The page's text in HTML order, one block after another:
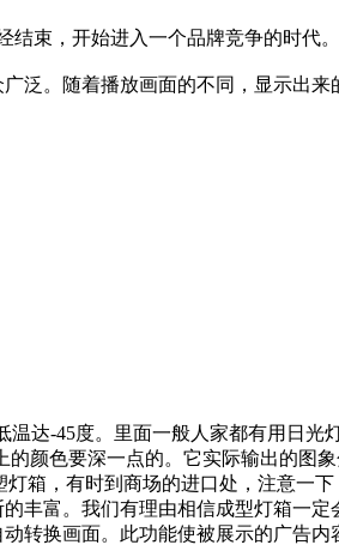
束，开始进入一个品牌竞争的时代。
泛。随着播放画面的不同，显示出
温达-45度。里面一般人家都有用日光
颜色要深一点的。它实际输出的图
箱，有时到商场的进口处，注意一
丰富。我们有理由相信成型灯箱一定
转换画面。此功能使被展示的广告